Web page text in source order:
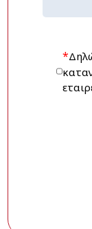
*